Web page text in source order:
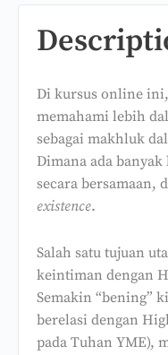
Di kursus online
memahami lebih
sebagai makhluk
Dimana ada
secara bersamaan,
existence.
Salah satu tujuan
keintiman dengan
Semakin “bening”
berelasi dengan
pada Tuhan YME),